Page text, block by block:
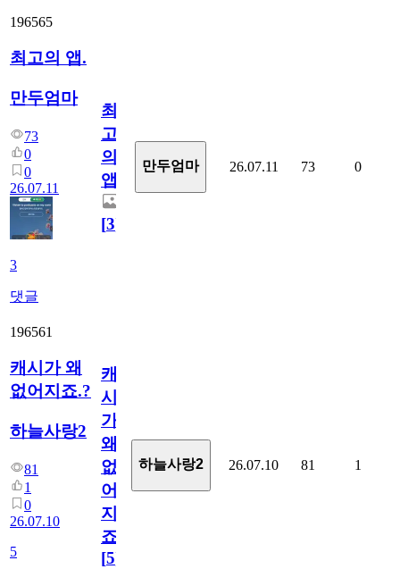
196565
최고의 앱.
만두엄마
73
0
0
26.07.11
3
댓글
최
고
의
앱.
[3]
만두엄마 26.07.11 73 0
196561
캐시가 왜
없어지죠.?
하늘사랑2
81
1
0
26.07.10
5
캐
시
가
왜
없
어
지
죠.?
[5]
하늘사랑2 26.07.10 81 1